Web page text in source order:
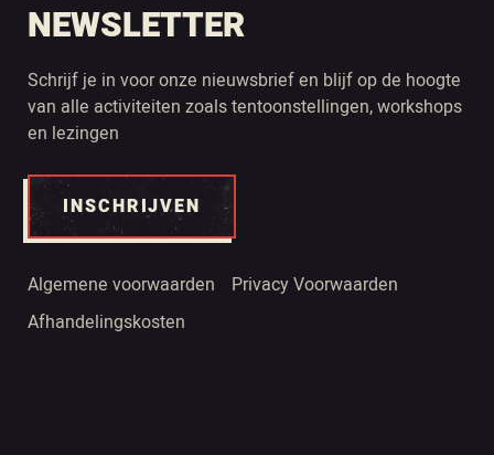
NEWSLETTER
Schrijf je in voor onze nieuwsbrief en blijf op de hoogte
van alle activiteiten zoals tentoonstellingen, workshops
en lezingen
INSCHRIJVEN
Algemene voorwaarden
Privacy Voorwaarden
Afhandelingskosten